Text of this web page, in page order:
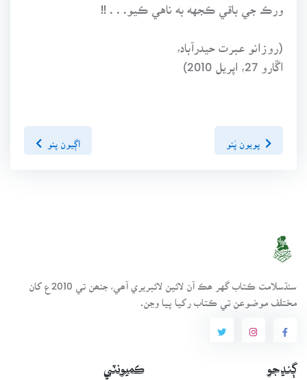
ورڪ جي باقي ڪجهه به ناهي ڪيو. . . !!
(روزانو عبرت حيدرآباد،
اڱارو 27، اپريل 2010)
پويون پَنو اڳيون پنو
سنڌسلامت ڪتاب گهر ھڪ آن لائين لائبريري آھي، جنھن تي 2010ع کان
مختلف موضوعن تي ڪتاب رکيا پيا وڃن.
ڳنڍجو ڪميونٽي